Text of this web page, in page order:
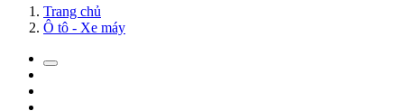
Trang chủ
Ô tô - Xe máy